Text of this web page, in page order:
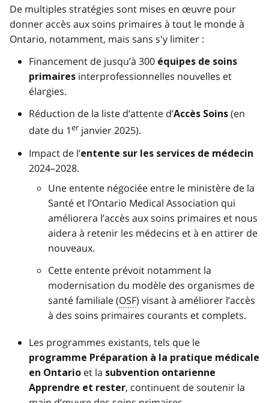
De multiples stratégies sont mises en œuvre pour
donner accès aux soins primaires à tout le monde à
Ontario, notamment, mais sans s'y limiter :
Financement de jusqu’à 300 équipes de soins
primaires interprofessionnelles nouvelles et
élargies.
Réduction de la liste d’attente d’Accès Soins (en
date du 1er janvier 2025).
Impact de l’entente sur les services de médecin
2024–2028.
Une entente négociée entre le ministère de la
Santé et l’Ontario Medical Association qui
améliorera l’accès aux soins primaires et nous
aidera à retenir les médecins et à en attirer de
nouveaux.
Cette entente prévoit notamment la
modernisation du modèle des organismes de
santé familiale (OSF) visant à améliorer l’accès
à des soins primaires courants et complets.
Les programmes existants, tels que le
programme Préparation à la pratique médicale
en Ontario et la subvention ontarienne
Apprendre et rester, continuent de soutenir la